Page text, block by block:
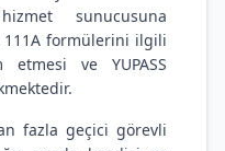
sunucusuna
111A formülerini ilgili
etmesi ve YUPASS
fazla geçici görevli